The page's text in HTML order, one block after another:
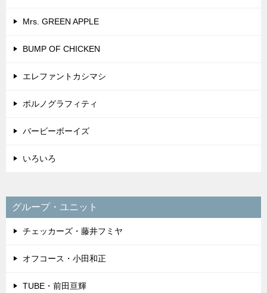
Mrs. GREEN APPLE
BUMP OF CHICKEN
エレファントカシマシ
ポルノグラフィティ
バービーボーイズ
いろいろ
グループ・ユニット
チェッカーズ・藤井フミヤ
オフコース・小田和正
TUBE・前田亘輝